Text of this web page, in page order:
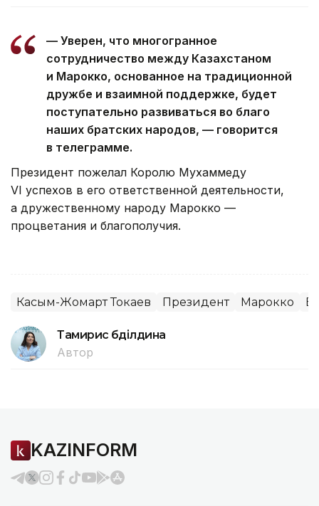
— Уверен, что многогранное
сотрудничество между Казахстаном
и Марокко, основанное на традиционной
дружбе и взаимной поддержке, будет
поступательно развиваться во благо
наших братских народов, — говорится
в телеграмме.
Президент пожелал Королю Мухаммеду
VI успехов в его ответственной деятельности,
а дружественному народу Марокко —
процветания и благополучия.
Касым-Жомарт Токаев Президент Марокко
Тамирис Әбділдина
Автор
KAZINFORM